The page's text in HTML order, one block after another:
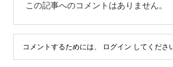
この記事へのコメントはありません。
コメントするためには、 ログイン してくださ